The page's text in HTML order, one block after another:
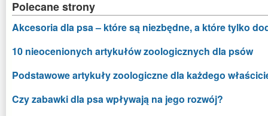
Polecane strony
Akcesoria dla psa – które są niezbędne, a które tylko
10 nieocenionych artykułów zoologicznych dla psów
Podstawowe artykuły zoologiczne dla każdego
Czy zabawki dla psa wpływają na jego rozwój?